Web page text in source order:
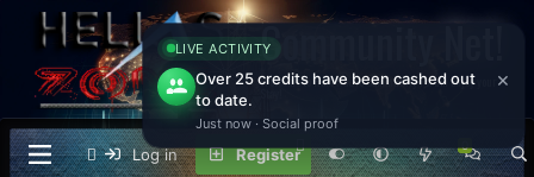
Community Net!
Welcome to Ham Radio Community Forum Enjoy your
Stay!
Log in Register
LIVE ACTIVITY
Over 25 credits have been cashed out
to date.
Just now · Social proof
×